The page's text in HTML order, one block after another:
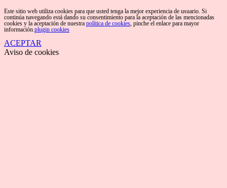
Este sitio web utiliza cookies para que usted tenga la mejor experiencia de usuario. Si
continúa navegando está dando su consentimiento para la aceptación de las mencionadas
cookies y la aceptación de nuestra política de cookies , pinche el enlace para mayor
información. plugin cookies
ACEPTAR
Aviso de cookies